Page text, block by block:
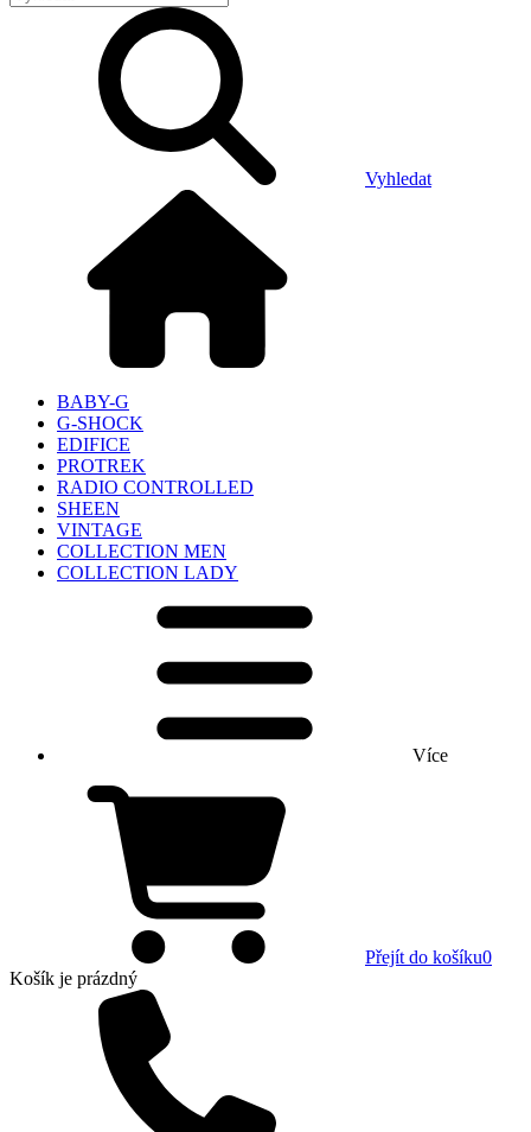
Vyhledat
BABY-G
G-SHOCK
EDIFICE
PROTREK
RADIO CONTROLLED
SHEEN
VINTAGE
COLLECTION MEN
COLLECTION LADY
Více
Přejít do košíku0
Košík je prázdný